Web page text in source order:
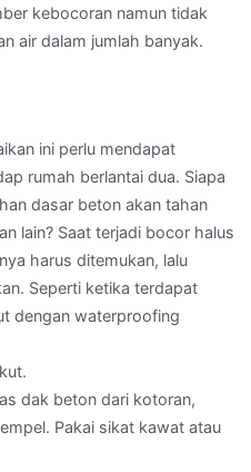
kebocoran namun tidak
air dalam jumlah banyak.
ini perlu mendapat
rumah berlantai dua. Siapa
dasar beton akan tahan
lain? Saat terjadi bocor halus
harus ditemukan, lalu
Seperti ketika terdapat
dengan waterproofing
dak beton dari kotoran,
Pakai sikat kawat atau